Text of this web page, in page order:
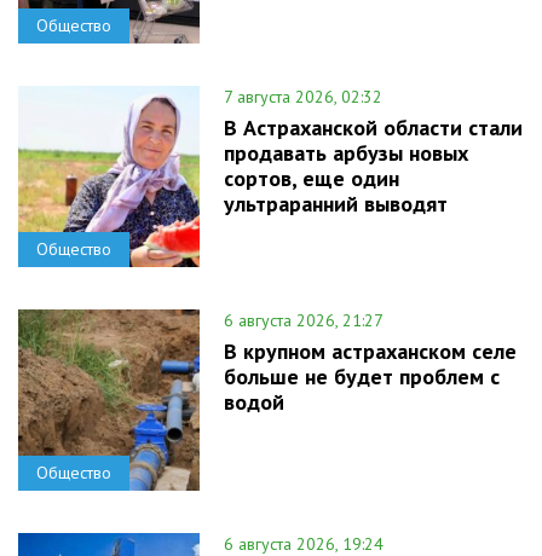
Общество
Общество
7 августа 2026, 02:32
В Астраханской области стали
продавать арбузы новых
сортов, еще один
ультраранний выводят
Общество
6 августа 2026, 21:27
В крупном астраханском селе
больше не будет проблем с
водой
6 августа 2026, 19:24